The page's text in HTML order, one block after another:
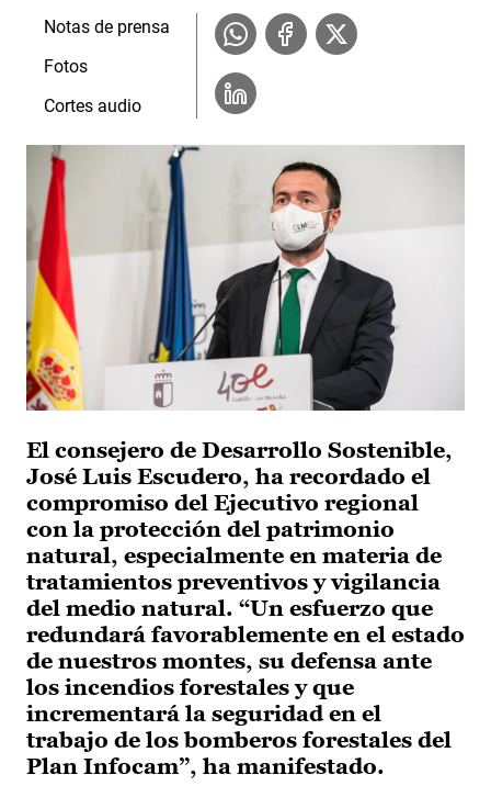
El consejero de Desarrollo Sostenible,
José Luis Escudero, ha recordado el
compromiso del Ejecutivo regional
con la protección del patrimonio
natural, especialmente en materia de
tratamientos preventivos y vigilancia
del medio natural. “Un esfuerzo que
redundará favorablemente en el estado
de nuestros montes, su defensa ante
los incendios forestales y que
incrementará la seguridad en el
trabajo de los bomberos forestales del
Plan Infocam”, ha manifestado.
Notas de prensa
Fotos
Cortes audio